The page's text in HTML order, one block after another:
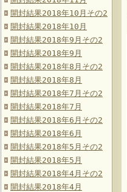
開封結果2018年10月その2
開封結果2018年10月
開封結果2018年9月その2
開封結果2018年9月
開封結果2018年8月その2
開封結果2018年8月
開封結果2018年7月その2
開封結果2018年7月
開封結果2018年6月その2
開封結果2018年6月
開封結果2018年5月その2
開封結果2018年5月
開封結果2018年4月その2
開封結果2018年4月